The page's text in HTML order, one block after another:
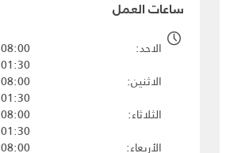
ساعات العمل
الاحد
08:00 ص - 12:30 م
01:30 م - 05:30 م
الاثنين
08:00 ص - 12:30 م
01:30 م - 05:30 م
الثلاثاء
08:00 ص - 12:30 م
01:30 م - 05:30 م
الأربعاء
08:00 ص - 12:30 م